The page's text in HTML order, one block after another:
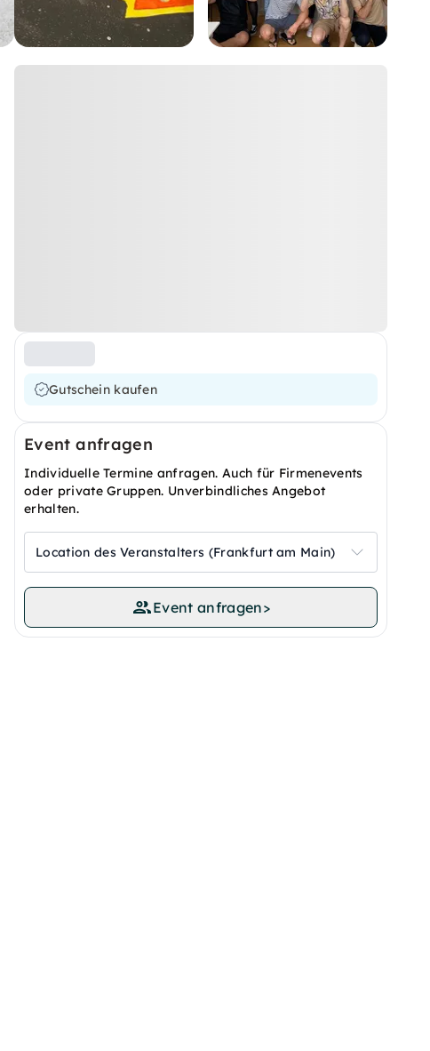
Gutschein kaufen
Event anfragen
Individuelle Termine anfragen. Auch für Firmenevents
oder private Gruppen. Unverbindliches Angebot
erhalten.
Location des Veranstalters (Frankfurt am Main)
Event anfragen>